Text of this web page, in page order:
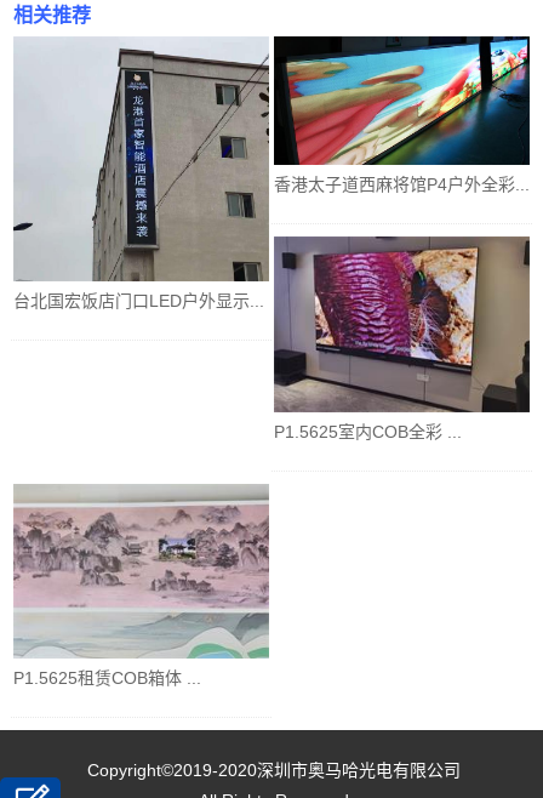
相关推荐
台北国宏饭店门口LED户外显示...
香港太子道西麻将馆P4户外全彩...
P1.5625室内COB全彩 ...
P1.5625租赁COB箱体 ...
Copyright©2019-2020深圳市奥马哈光电有限公司